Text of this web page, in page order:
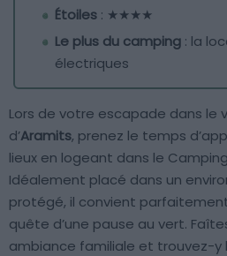
Étoiles : ★★★★
Le plus du camping : la
électriques
Lors de votre escapade dans le
d’Aramits, prenez le temps
lieux en logeant dans le
Idéalement placé dans un
protégé, il convient
quête d’une pause au vert.
ambiance familiale et trouvez-y